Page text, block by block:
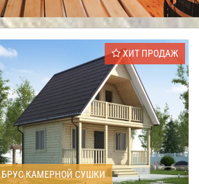
ХИТ ПРОДАЖ
КАМЕРНОЙ СУШКИ